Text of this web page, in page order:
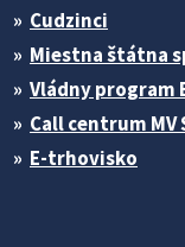
Cudzinci
Miestna štátna
Vládny program
Call centrum MV
E-trhovisko